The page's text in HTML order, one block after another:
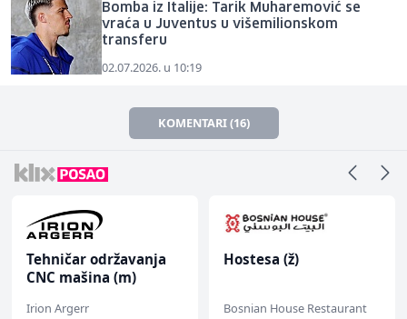
Bomba iz Italije: Tarik Muharemović se
vraća u Juventus u višemilionskom
transferu
02.07.2026. u 10:19
KOMENTARI (16)
Tehničar održavanja
CNC mašina (m)
Irion Argerr
Hostesa (ž)
Bosnian House Restaurant